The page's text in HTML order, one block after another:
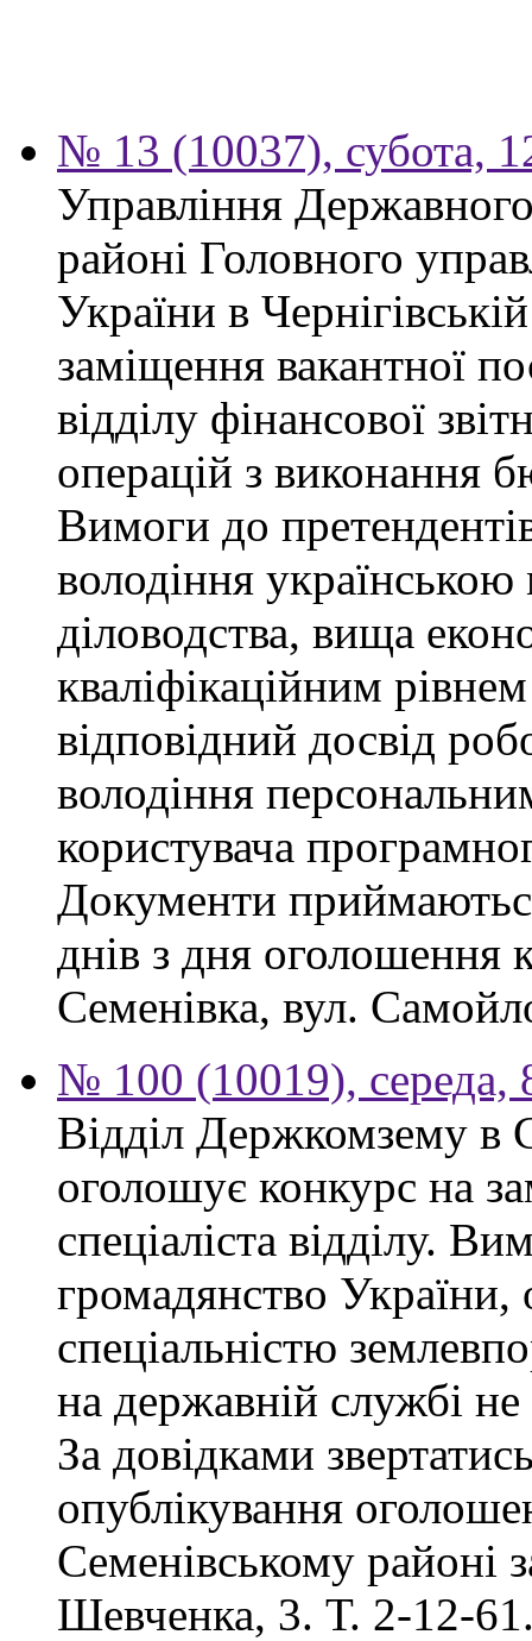
№ 13 (10037), субота,
Управління
районі Головного
України в
заміщення вакантної
відділу фінансової
операцій з виконання
Вимоги до
володіння
діловодства, вища
кваліфікаційним
відповідний досвід
володіння
користувача
Документи
днів з дня оголошення
Семенівка, вул.
№ 100 (10019), середа,
Відділ Держкомзему в
оголошує конкурс на
спеціаліста відділу.
громадянство України,
спеціальністю
на державній службі
За довідками
опублікування
Семенівському районі
Шевченка, 3. Т. 2-12-